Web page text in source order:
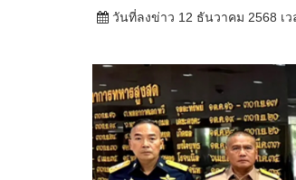
วันที่ลงข่าว 12 ธันวาคม 2568 เ